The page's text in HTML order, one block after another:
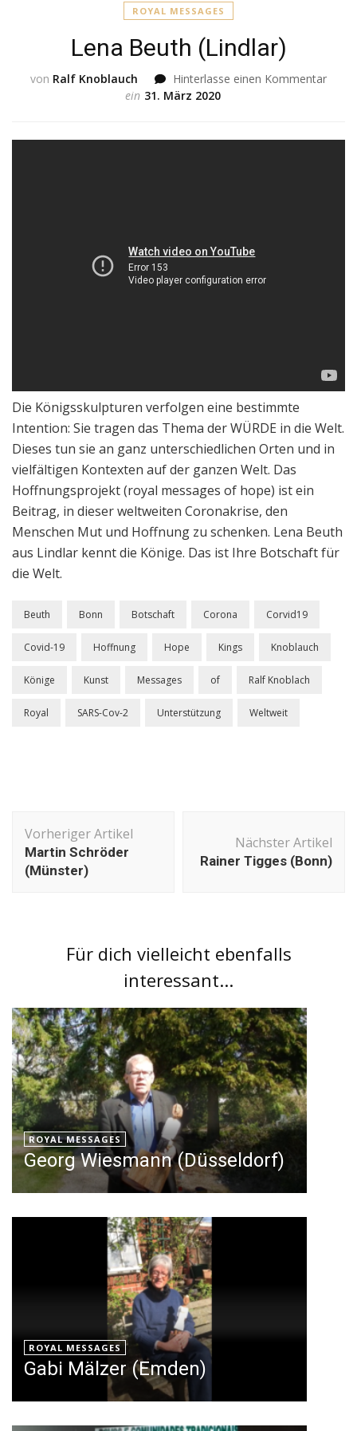
ROYAL MESSAGES
Lena Beuth (Lindlar)
von Ralf Knoblauch
ein 31. März 2020
Hinterlasse einen Kommentar
Die Königsskulpturen verfolgen eine bestimmte
Intention: Sie tragen das Thema der WÜRDE in die Welt.
Dieses tun sie an ganz unterschiedlichen Orten und in
vielfältigen Kontexten auf der ganzen Welt. Das
Hoffnungsprojekt (royal messages of hope) ist ein
Beitrag, in dieser weltweiten Coronakrise, den
Menschen Mut und Hoffnung zu schenken. Lena Beuth
aus Lindlar kennt die Könige. Das ist Ihre Botschaft für
die Welt.
Beuth Bonn Botschaft Corona Corvid19
Covid-19 Hoffnung Hope Kings Knoblauch
Könige Kunst Messages of Ralf Knoblach
Royal SARS-Cov-2 Unterstützung Weltweit
Vorheriger Artikel
Martin Schröder
(Münster)
Nächster Artikel
Rainer Tigges (Bonn)
Für dich vielleicht ebenfalls
interessant...
ROYAL MESSAGES
Georg Wiesmann (Düsseldorf)
ROYAL MESSAGES
Gabi Mälzer (Emden)